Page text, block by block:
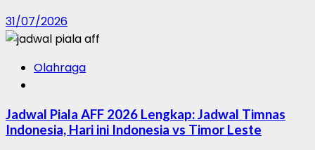
31/07/2026
Olahraga
Jadwal Piala AFF 2026 Lengkap: Jadwal Timnas
Indonesia, Hari ini Indonesia vs Timor Leste